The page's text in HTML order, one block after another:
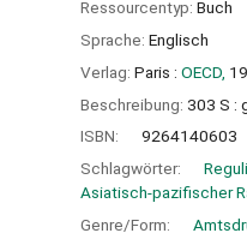
Ressourcentyp: Buch
Sprache: Englisch
Verlag: Paris : OECD,
Beschreibung: 303 S :
ISBN:
9264140603
Schlagwörter:
Asiatisch-pazifischer
Genre/Form: